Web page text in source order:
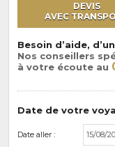
DEVIS
AVEC
Besoin d’aide,
Nos conseillers
à votre écoute au
Date de votre
Date aller :